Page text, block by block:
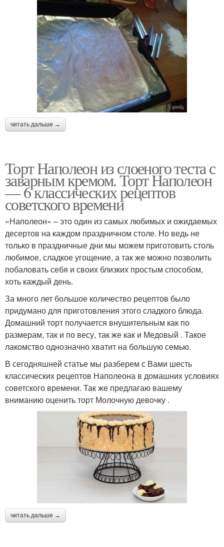
читать дальше →
Торт Наполеон из слоеного теста с
заварным кремом. Торт Наполеон
— 6 классических рецептов
советского времени
«Наполеон» – это один из самых любимых и ожидаемых
десертов на каждом праздничном столе. Но ведь не
только в праздничные дни мы можем приготовить столь
любимое, сладкое угощение, а так же можно позволить
побаловать себя и своих близких простым способом,
хоть каждый день.
За много лет большое количество рецептов было
придумано для приготовления этого сладкого блюда.
Домашний торт получается внушительным как по
размерам, так и по весу, так же как и Медовый . Такое
лакомство однозначно хватит на большую семью.
В сегодняшней статье мы разберем с Вами шесть
классических рецептов Наполеона в домашних условиях
советского времени. Так же предлагаю вашему
вниманию оценить торт Молочную девочку .
читать дальше →